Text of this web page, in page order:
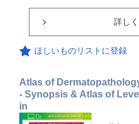
詳し
ほしいものリストに登録
Atlas of
- Synopsis & Atlas of
in